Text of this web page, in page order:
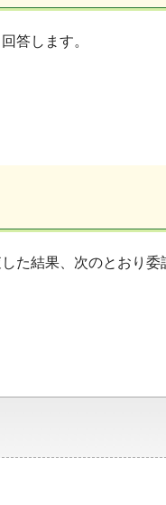
答します。
た結果、次のとおり委